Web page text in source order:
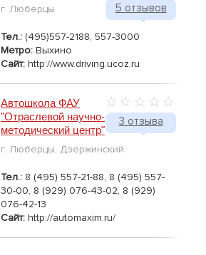
5 отзывов
г. Люберцы
Тел.: (495)557-2188, 557-3000
Метро: Выхино
Сайт: http://www.driving.ucoz.ru
3 отзыва
Автошкола ФАУ
"Отраслевой научно-
методический центр"
г. Люберцы, Дзержинский
Тел.: 8 (495) 557-21-88, 8 (495) 557-
30-00, 8 (929) 076-43-02, 8 (929)
076-42-13
Сайт: http://automaxim.ru/